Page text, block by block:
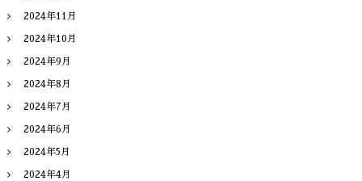
2024年11月
2024年10月
2024年9月
2024年8月
2024年7月
2024年6月
2024年5月
2024年4月